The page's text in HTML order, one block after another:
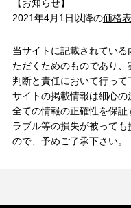
【お知らせ】
2021年4月1日以降の価格
当サイトに記載されてい
ただくためのものであり
判断と責任において行っ
サイトの掲載情報は細心
全ての情報の正確性を保
ラブル等の損失が被って
ので、予めご了承下さい。